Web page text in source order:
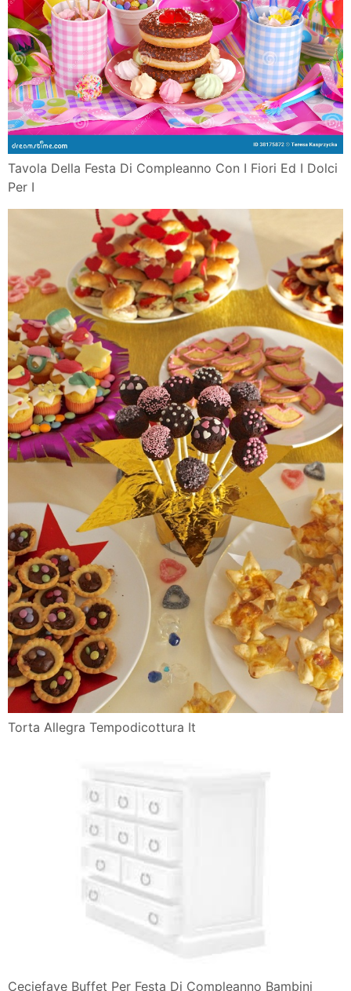
Tavola Della Festa Di Compleanno Con I Fiori Ed I Dolci
Per I
Torta Allegra Tempodicottura It
Ceciefave Buffet Per Festa Di Compleanno Bambini